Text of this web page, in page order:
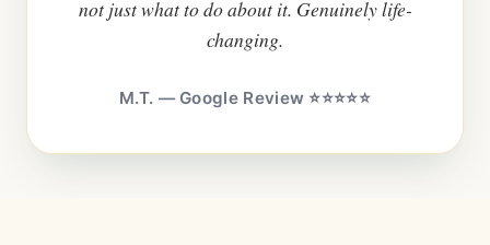
not just what to do about it. Genuinely life-
changing.
M.T. — Google Review ⭐⭐⭐⭐⭐